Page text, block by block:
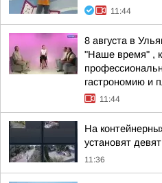
11:44
8 августа в
"Наше время" ,
гастрономию и
11:44
На
установят
11:36